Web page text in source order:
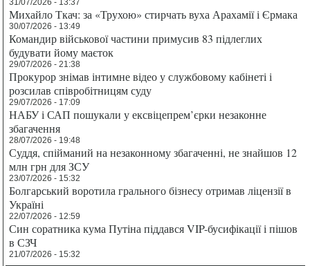
Михайло Ткач: за «Трухою» стирчать вуха Арахамії і Єрмака
30/07/2026 - 13:49
Командир військової частини примусив 83 підлеглих
будувати йому маєток
29/07/2026 - 21:38
Прокурор знімав інтимне відео у службовому кабінеті і
розсилав співробітницям суду
29/07/2026 - 17:09
НАБУ і САП пошукали у ексвіцепрем’єрки незаконне
збагачення
28/07/2026 - 19:48
Суддя, спійманий на незаконному збагаченні, не знайшов 12
млн грн для ЗСУ
23/07/2026 - 15:32
Болгарський воротила грального бізнесу отримав ліцензії в
Україні
22/07/2026 - 12:59
Син соратника кума Путіна піддався VIP-бусифікації і пішов
в СЗЧ
21/07/2026 - 15:32